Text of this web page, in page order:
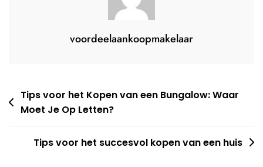
voordeelaankoopmakelaar
Berichtnavigatie
Tips voor het Kopen van een Bungalow: Waar
Moet Je Op Letten?
Tips voor het succesvol kopen van een huis